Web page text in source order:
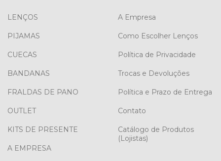
LENÇOS
PIJAMAS
CUECAS
BANDANAS
FRALDAS DE PANO
OUTLET
KITS DE PRESENTE
A EMPRESA
A Empresa
Como Escolher Lenços
Política de Privacidade
Trocas e Devoluções
Política e Prazo de Entrega
Contato
Catálogo de Produtos
(Lojistas)